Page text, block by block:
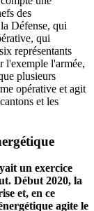
des
Défense, qui
qui
représentants
l'exemple l'armée,
plusieurs
opérative et agit
et les
un exercice
Début 2020, la
et, en ce
agite le